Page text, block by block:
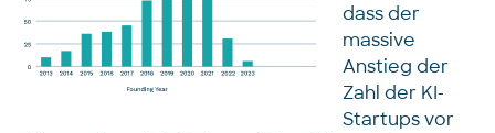
dass der
massive
Anstieg der
Zahl der KI-
Startups vor